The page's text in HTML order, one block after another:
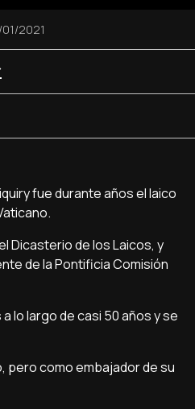
01/2021
fue durante años el laico
Dicasterio de los Laicos, y
de la Pontificia Comisión
lo largo de casi 50 años y se
pero como embajador de su